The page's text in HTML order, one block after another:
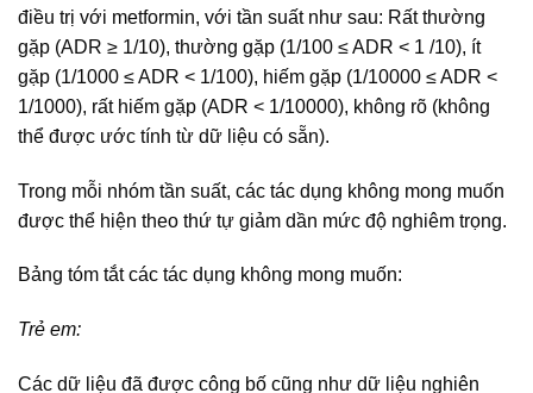
điều trị với metformin, với tần suất như sau: Rất thường
gặp (ADR ≥ 1/10), thường gặp (1/100 ≤ ADR < 1 /10), ít
gặp (1/1000 ≤ ADR < 1/100), hiếm gặp (1/10000 ≤ ADR <
1/1000), rất hiếm gặp (ADR < 1/10000), không rõ (không
thể được ước tính từ dữ liệu có sẵn).
Trong mỗi nhóm tần suất, các tác dụng không mong muốn
được thể hiện theo thứ tự giảm dần mức độ nghiêm trọng.
Bảng tóm tắt các tác dụng không mong muốn:
Trẻ em:
Các dữ liệu đã được công bố cũng như dữ liệu nghiên